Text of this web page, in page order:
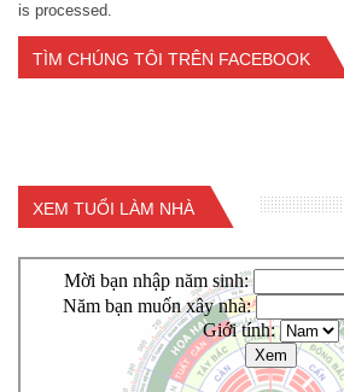
is processed.
TÌM CHÚNG TÔI TRÊN FACEBOOK
XEM TUỔI LÀM NHÀ